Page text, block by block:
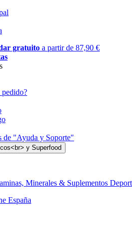
gratuito a partir de 87,90 €
pedido?
de "Ayuda y Soporte"
Minerales & Suplementos